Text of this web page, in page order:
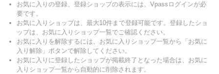
お気に入りの登録、登録ショップの表示には、Vpassログインが必
要です。
お気に入りショップは、最大10件まで登録可能です。登録したショ
ップは、お気に入りショップ一覧でご確認ください。
お気に入りを解除するには、お気に入りショップ一覧から「お気に
入り解除」ボタンで解除してください。
お気に入りに登録したショップが掲載終了となった場合は、お気に
入りショップ一覧から自動的に削除されます。